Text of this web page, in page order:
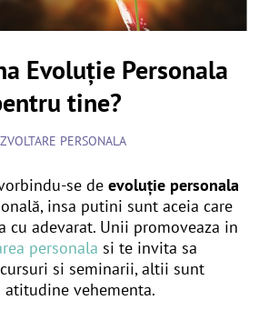
Evoluție Personala
tine?
PERSONALA
se deevoluție personala
insa putini sunt aceia care
cu adevarat. Unii promoveaza in
personala si te invita sa
si seminarii, altii sunt
vehementa.